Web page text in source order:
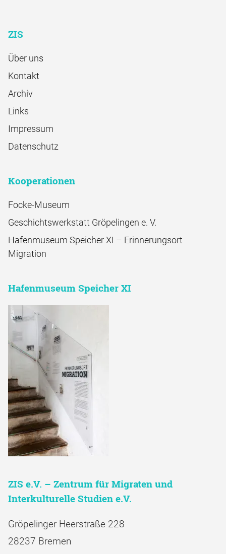
ZIS
Über uns
Kontakt
Archiv
Links
Impressum
Datenschutz
Kooperationen
Focke-Museum
Geschichtswerkstatt Gröpelingen e. V.
Hafenmuseum Speicher XI – Erinnerungsort
Migration
Hafenmuseum Speicher XI
ZIS e.V. – Zentrum für Migraten und
Interkulturelle Studien e.V.
Gröpelinger Heerstraße 228
28237 Bremen